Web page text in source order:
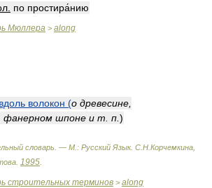
по простира́нию
Мюллера > along
вдоль волокон (о древесине,
фанерном шпоне и т. п. )
словарь. — М.: Русский Язык. С.Н.Корчемкина,
1995
строительных терминов > along